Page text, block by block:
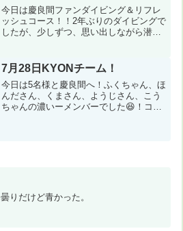
今日は慶良間ファンダイビング＆リフレ
ッシュコース！！2年ぶりのダイビングで
したが、少しずつ、思い出しながら潜っ
ディション＆データ気温：24℃ スー
ツ：ウェット5mm２ピ...
7月28日KYONチーム！
今日は5名様と慶良間へ！ふくちゃん、ほ
んださん、くまさん、ようじさん、こう
ちゃんの濃いーメンバーでした😆！コン
曇りだけど青かった。